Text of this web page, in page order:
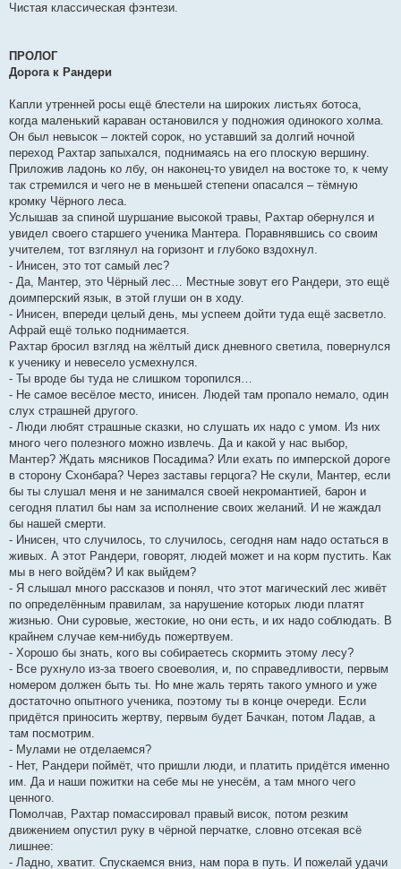
Чистая классическая фэнтези.
ПРОЛОГ
Дорога к Рандери
Капли утренней росы ещё блестели на широких листьях ботоса,
когда маленький караван остановился у подножия одинокого холма.
Он был невысок – локтей сорок, но уставший за долгий ночной
переход Рахтар запыхался, поднимаясь на его плоскую вершину.
Приложив ладонь ко лбу, он наконец-то увидел на востоке то, к чему
так стремился и чего не в меньшей степени опасался – тёмную
кромку Чёрного леса.
Услышав за спиной шуршание высокой травы, Рахтар обернулся и
увидел своего старшего ученика Мантера. Поравнявшись со своим
учителем, тот взглянул на горизонт и глубоко вздохнул.
- Инисен, это тот самый лес?
- Да, Мантер, это Чёрный лес… Местные зовут его Рандери, это ещё
доимперский язык, в этой глуши он в ходу.
- Инисен, впереди целый день, мы успеем дойти туда ещё засветло.
Афрай ещё только поднимается.
Рахтар бросил взгляд на жёлтый диск дневного светила, повернулся
к ученику и невесело усмехнулся.
- Ты вроде бы туда не слишком торопился…
- Не самое весёлое место, инисен. Людей там пропало немало, один
слух страшней другого.
- Люди любят страшные сказки, но слушать их надо с умом. Из них
много чего полезного можно извлечь. Да и какой у нас выбор,
Мантер? Ждать мясников Посадима? Или ехать по имперской дороге
в сторону Схонбара? Через заставы герцога? Не скули, Мантер, если
бы ты слушал меня и не занимался своей некромантией, барон и
сегодня платил бы нам за исполнение своих желаний. И не жаждал
бы нашей смерти.
- Инисен, что случилось, то случилось, сегодня нам надо остаться в
живых. А этот Рандери, говорят, людей может и на корм пустить. Как
мы в него войдём? И как выйдем?
- Я слышал много рассказов и понял, что этот магический лес живёт
по определённым правилам, за нарушение которых люди платят
жизнью. Они суровые, жестокие, но они есть, и их надо соблюдать. В
крайнем случае кем-нибудь пожертвуем.
- Хорошо бы знать, кого вы собираетесь скормить этому лесу?
- Все рухнуло из-за твоего своеволия, и, по справедливости, первым
номером должен быть ты. Но мне жаль терять такого умного и уже
достаточно опытного ученика, поэтому ты в конце очереди. Если
придётся приносить жертву, первым будет Бачкан, потом Ладав, а
там посмотрим.
- Мулами не отделаемся?
- Нет, Рандери поймёт, что пришли люди, и платить придётся именно
им. Да и наши пожитки на себе мы не унесём, а там много чего
ценного.
Помолчав, Рахтар помассировал правый висок, потом резким
движением опустил руку в чёрной перчатке, словно отсекая всё
лишнее:
- Ладно, хватит. Спускаемся вниз, нам пора в путь. И пожелай удачи